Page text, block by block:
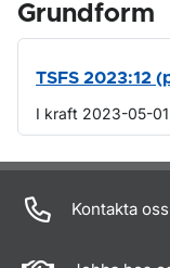
Grundform
TSFS 2023:12
I kraft 2023-05-
Om sidan
Kontakta oss